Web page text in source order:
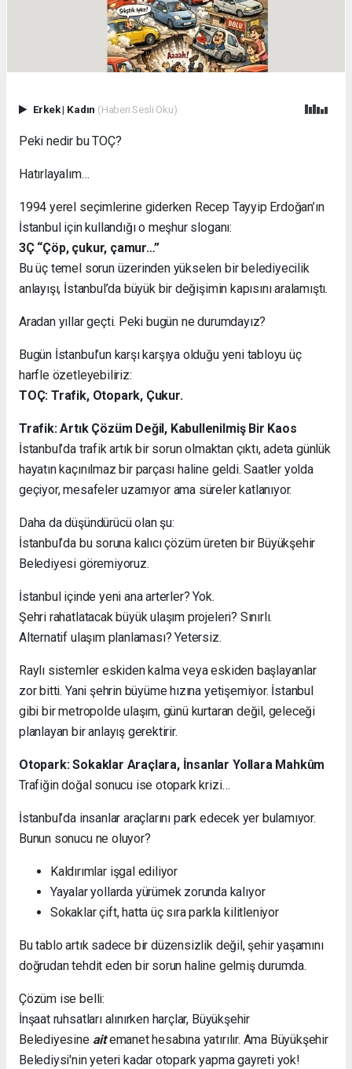
Erkek| Kadın (Haberi Sesli Oku)
Peki nedir bu TOÇ?
Hatırlayalım…
1994 yerel seçimlerine giderken Recep Tayyip Erdoğan’ın
İstanbul için kullandığı o meşhur sloganı:
3Ç “Çöp, çukur, çamur…”
Bu üç temel sorun üzerinden yükselen bir belediyecilik
anlayışı, İstanbul’da büyük bir değişimin kapısını aralamıştı.
Aradan yıllar geçti. Peki bugün ne durumdayız?
Bugün İstanbul’un karşı karşıya olduğu yeni tabloyu üç
harfle özetleyebiliriz:
TOÇ: Trafik, Otopark, Çukur.
Trafik: Artık Çözüm Değil, Kabullenilmiş Bir Kaos
İstanbul’da trafik artık bir sorun olmaktan çıktı, adeta günlük
hayatın kaçınılmaz bir parçası haline geldi. Saatler yolda
geçiyor, mesafeler uzamıyor ama süreler katlanıyor.
Daha da düşündürücü olan şu:
İstanbul’da bu soruna kalıcı çözüm üreten bir Büyükşehir
Belediyesi göremiyoruz.
İstanbul içinde yeni ana arterler? Yok.
Şehri rahatlatacak büyük ulaşım projeleri? Sınırlı.
Alternatif ulaşım planlaması? Yetersiz.
Raylı sistemler eskiden kalma veya eskiden başlayanlar
zor bitti. Yani şehrin büyüme hızına yetişemiyor. İstanbul
gibi bir metropolde ulaşım, günü kurtaran değil, geleceği
planlayan bir anlayış gerektirir.
Otopark: Sokaklar Araçlara, İnsanlar Yollara Mahkûm
Trafiğin doğal sonucu ise otopark krizi…
İstanbul’da insanlar araçlarını park edecek yer bulamıyor.
Bunun sonucu ne oluyor?
Kaldırımlar işgal ediliyor
Yayalar yollarda yürümek zorunda kalıyor
Sokaklar çift, hatta üç sıra parkla kilitleniyor
Bu tablo artık sadece bir düzensizlik değil, şehir yaşamını
doğrudan tehdit eden bir sorun haline gelmiş durumda.
Çözüm ise belli:
İnşaat ruhsatları alınırken harçlar, Büyükşehir
Belediyesine aitemanet hesabına yatırılır. Ama Büyükşehir
Belediysi'nin yeteri kadar otopark yapma gayreti yok!